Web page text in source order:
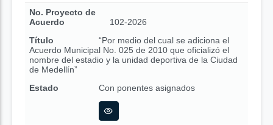
No. Proyecto de
Acuerdo
102-2026
Título
“Por medio del cual se adiciona el
Acuerdo Municipal No. 025 de 2010 que oficializó el
nombre del estadio y la unidad deportiva de la Ciudad
de Medellín”
Estado
Con ponentes asignados